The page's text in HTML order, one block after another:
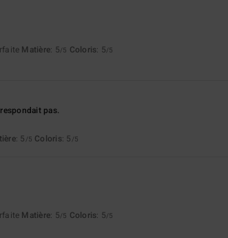
Matière: 5/5 Coloris: 5/5
pas.
: 5 /5 Coloris: 5 /5
Matière: 5/5 Coloris: 5/5